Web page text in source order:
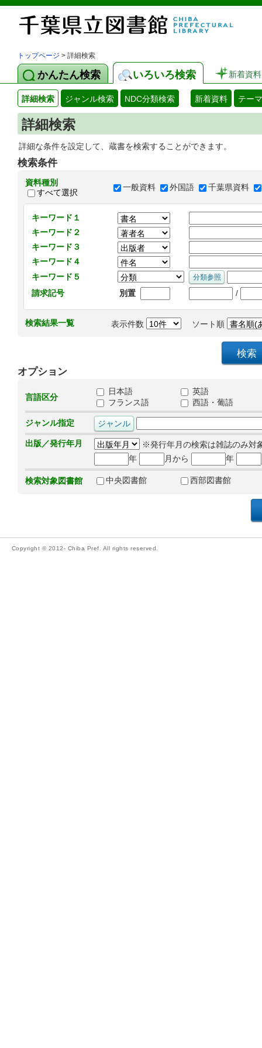
トップページ > 詳細検索
かんたん検索 いろいろ検索 新着資料
詳細検索 ジャンル検索 NDC分類検索 新着資料 テー
詳細検索
詳細な条件を設定して、蔵書を検索することができます。
検索条件
資料種別
すべて選択
一般資料 外国語 千葉県資料
キーワード１
キーワード２
キーワード３
キーワード４
キーワード５
請求記号
別置 /
検索結果一覧 表示件数 ソート順
オプション
言語区分
日本語
英語
フランス語
西語・葡語
ジャンル指定
出版／発行年月
※発行年月の検索は雑誌のみ対
年
月から 年
検索対象図書館 中央図書館 西部図書館
Copyright © 2012- Chiba Pref. All rights reserved.